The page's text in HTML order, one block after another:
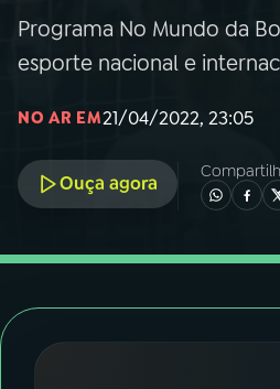
03PROGRAMAÇÃO
05 PODCASTS
Programa No Mundo da
esporte nacional e
NO AR EM21/04/2022, 23:05
Ouça agora